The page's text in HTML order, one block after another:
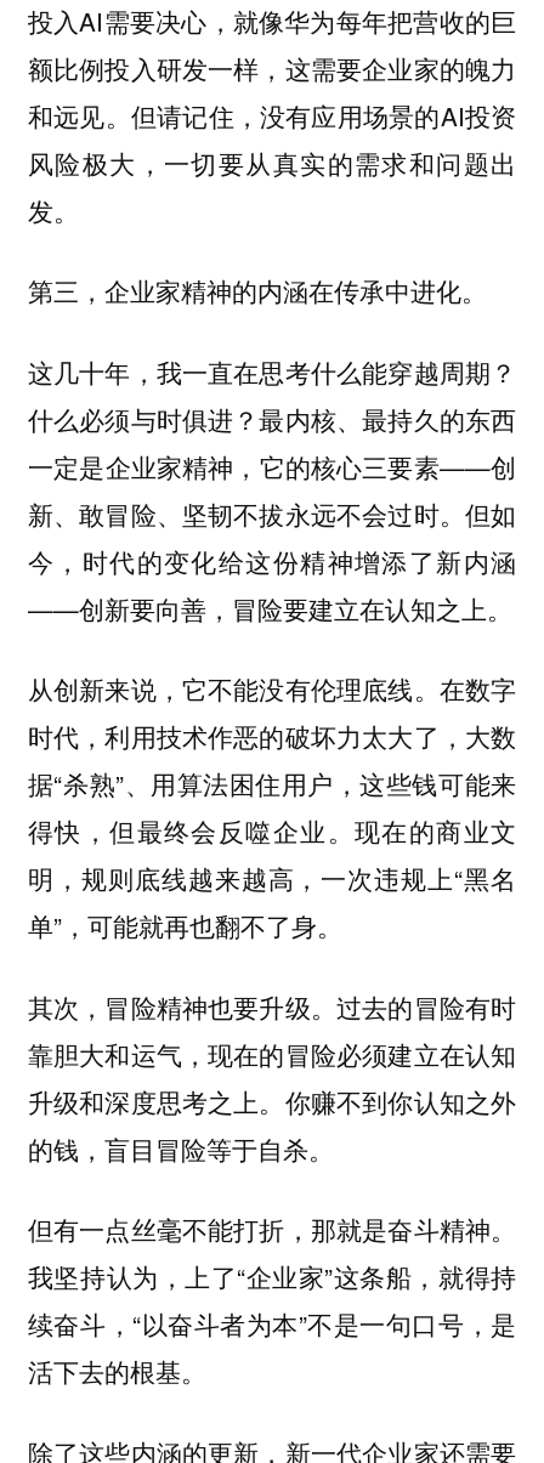
投入AI需要决心，就像华为每年把营收的巨
额比例投入研发一样，这需要企业家的魄力
和远见。但请记住，没有应用场景的AI投资
风险极大，一切要从真实的需求和问题出
发。
第三，企业家精神的内涵在传承中进化。
这几十年，我一直在思考什么能穿越周期？
什么必须与时俱进？最内核、最持久的东西
一定是企业家精神，它的核心三要素——创
新、敢冒险、坚韧不拔永远不会过时。但如
今，时代的变化给这份精神增添了新内涵
——创新要向善，冒险要建立在认知之上。
从创新来说，它不能没有伦理底线。在数字
时代，利用技术作恶的破坏力太大了，大数
据“杀熟”、用算法困住用户，这些钱可能来
得快，但最终会反噬企业。现在的商业文
明，规则底线越来越高，一次违规上“黑名
单”，可能就再也翻不了身。
其次，冒险精神也要升级。过去的冒险有时
靠胆大和运气，现在的冒险必须建立在认知
升级和深度思考之上。你赚不到你认知之外
的钱，盲目冒险等于自杀。
但有一点丝毫不能打折，那就是奋斗精神。
我坚持认为，上了“企业家”这条船，就得持
续奋斗，“以奋斗者为本”不是一句口号，是
活下去的根基。
除了这些内涵的更新，新一代企业家还需要